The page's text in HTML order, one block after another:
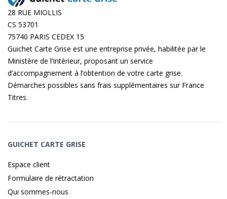
28 RUE MIOLLIS
CS 53701
75740 PARIS CEDEX 15
Guichet Carte Grise est une entreprise privée, habilitée par le
Ministère de l’Intérieur, proposant un service
d’accompagnement à l’obtention de votre carte grise.
Démarches possibles sans frais supplémentaires sur France
Titres.
GUICHET CARTE GRISE
Espace client
Formulaire de rétractation
Qui sommes-nous